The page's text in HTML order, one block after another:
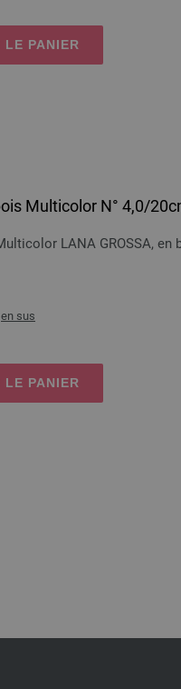
LE PANIER
Multicolor N° 4,0/
LANA GROSSA, en
en sus
LE PANIER